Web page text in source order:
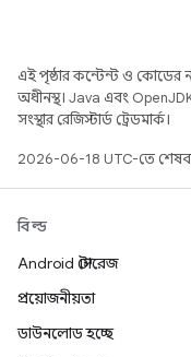
এই পৃষ্ঠার কন্টেন্ট ও কোডের
অধীনস্থ। Java এবং
সংস্থার রেজিস্টার্ড ট্রেডমার্ক।
2026-06-18 UTC-তে
বিল্ড
Android স্টোরেজ
প্রয়োজনীয়তা
ডাউনলোড হচ্ছে